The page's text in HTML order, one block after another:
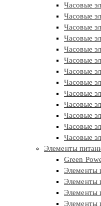
Часовые
Часовые
Часовые
Часовые
Часовые
Часовые
Часовые
Часовые
Часовые
Часовые
Часовые
Часовые
Часовые
Элементы
Green
Элементы
Элементы
Элементы
Элементы